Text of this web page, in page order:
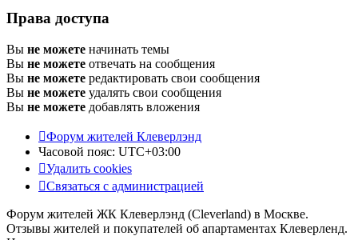
Права доступа
Вы не можете начинать темы
Вы не можете отвечать на сообщения
Вы не можете редактировать свои сообщения
Вы не можете удалять свои сообщения
Вы не можете добавлять вложения
Форум жителей Клеверлэнд
Часовой пояс: UTC+03:00
Удалить cookies
Связаться с администрацией
Форум жителей ЖК Клеверлэнд (Cleverland) в Москве.
Отзывы жителей и покупателей об апартаментах Клеверленд.